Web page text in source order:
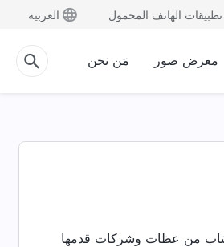
تطبيقات الهاتف المحمول العربية
معرض صور مَن نحن
من عظات وشركات قدمها